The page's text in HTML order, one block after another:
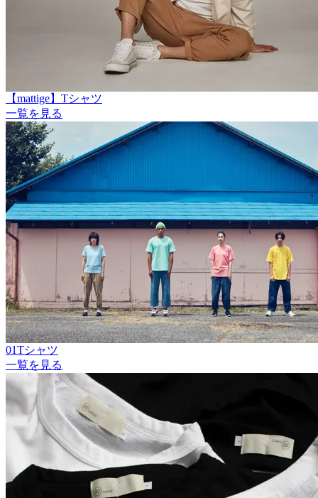
【mattige】Tシャツ
一覧を見る
01Tシャツ
一覧を見る